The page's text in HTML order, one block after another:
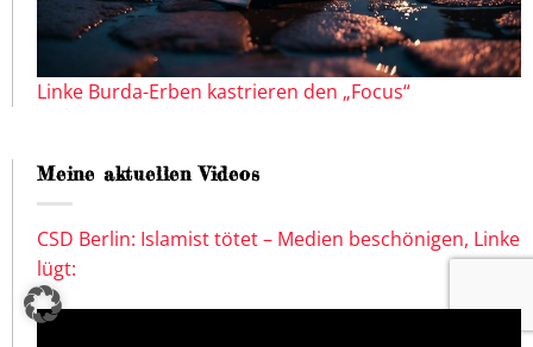
Linke Burda-Erben kastrieren den „Focus“
Meine aktuellen Videos
CSD Berlin: Islamist tötet – Medien beschönigen, Linke
lügt: